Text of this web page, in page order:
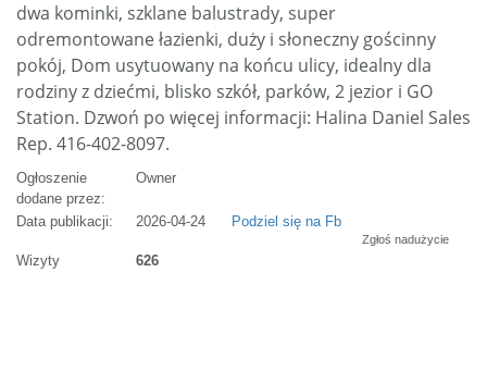
dwa kominki, szklane balustrady, super
odremontowane łazienki, duży i słoneczny gościnny
pokój, Dom usytuowany na końcu ulicy, idealny dla
rodziny z dziećmi, blisko szkół, parków, 2 jezior i GO
Station. Dzwoń po więcej informacji: Halina Daniel Sales
Rep. 416-402-8097.
Ogłoszenie
dodane przez:
Owner
Data publikacji: 2026-04-24 Podziel się na Fb
Zgłoś nadużycie
Wizyty 626